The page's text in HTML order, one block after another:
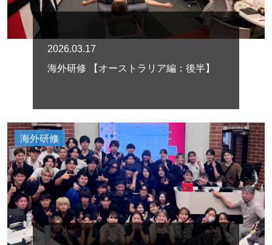
2026.03.17
海外研修 【オーストラリア編：後半】
海外研修